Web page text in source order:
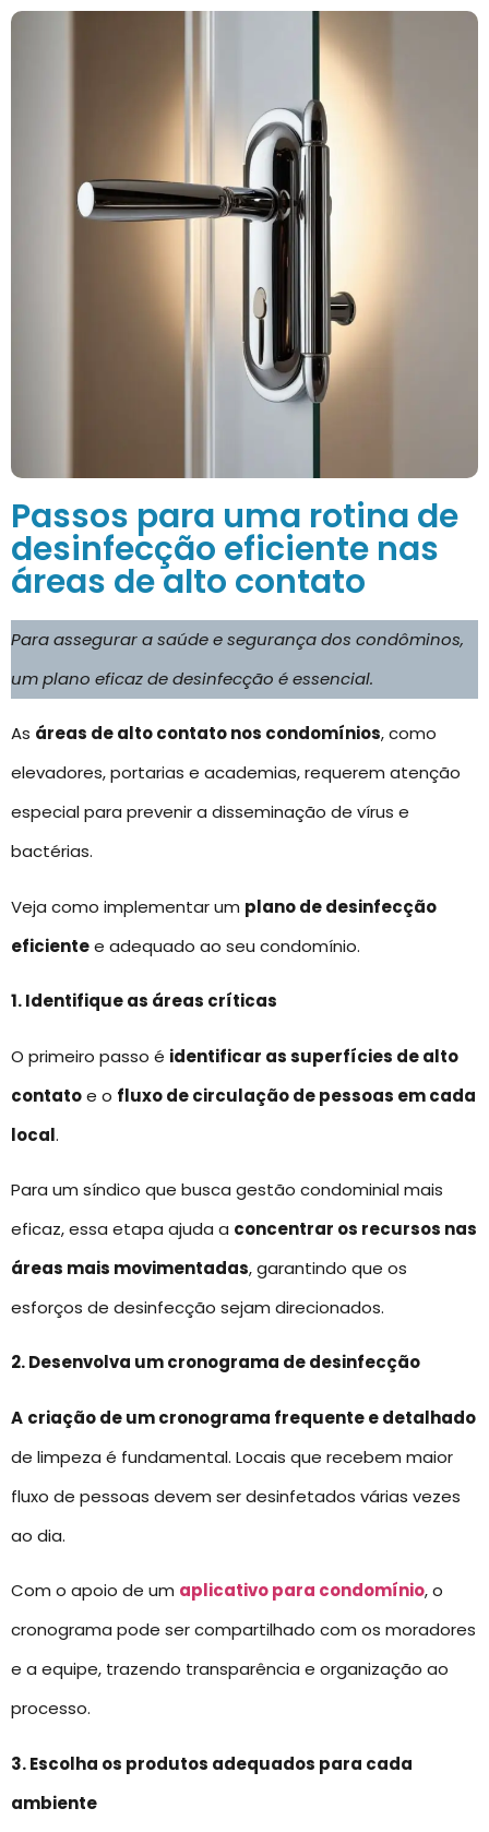
Passos para uma rotina de
desinfecção eficiente nas
áreas de alto contato
Para assegurar a saúde e segurança dos condôminos,
um plano eficaz de desinfecção é essencial.
As áreas de alto contato nos condomínios, como
elevadores, portarias e academias, requerem atenção
especial para prevenir a disseminação de vírus e
bactérias.
Veja como implementar um plano de desinfecção
eficientee adequado ao seu condomínio.
1. Identifique as áreas críticas
O primeiro passo é identificar as superfícies de alto
contatoe o fluxo de circulação de pessoas em cada
local.
Para um síndico que busca gestão condominial mais
eficaz, essa etapa ajuda a concentrar os recursos nas
áreas mais movimentadas, garantindo que os
esforços de desinfecção sejam direcionados.
2. Desenvolva um cronograma de desinfecção
A criação de um cronograma frequente e detalhado
de limpeza é fundamental. Locais que recebem maior
fluxo de pessoas devem ser desinfetados várias vezes
ao dia.
Com o apoio de um aplicativo para condomínio, o
cronograma pode ser compartilhado com os moradores
e a equipe, trazendo transparência e organização ao
processo.
3. Escolha os produtos adequados para cada
ambiente